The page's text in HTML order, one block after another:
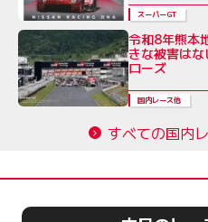
スーパーGT
令和8年熊本
きな被害は
ローズ
国内レース他
すべての国内